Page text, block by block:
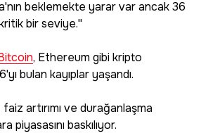
beklemekte yarar var ancak 36
bir seviye.''
, Ethereum gibi kripto
bulan kayıplar yaşandı.
artırımı ve durağanlaşma
baskılıyor.